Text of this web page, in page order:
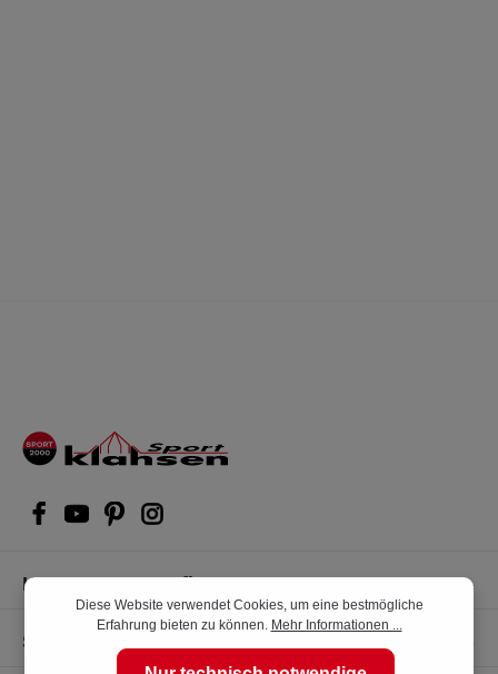
Kompetente Kaufberatung
Shop Service
Diese Website verwendet Cookies, um eine bestmögliche
Erfahrung bieten zu können. Mehr Informationen ...